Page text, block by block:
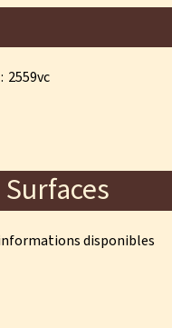
2559vc
Surfaces
disponibles